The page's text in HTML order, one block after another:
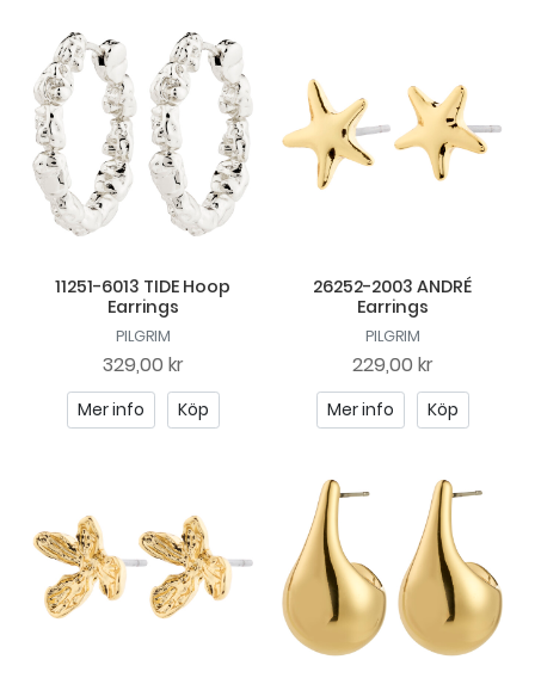
11251-6013 TIDE Hoop
Earrings
PILGRIM
329,00 kr
Mer info Köp
26252-2003 ANDRÉ
Earrings
PILGRIM
229,00 kr
Mer info Köp